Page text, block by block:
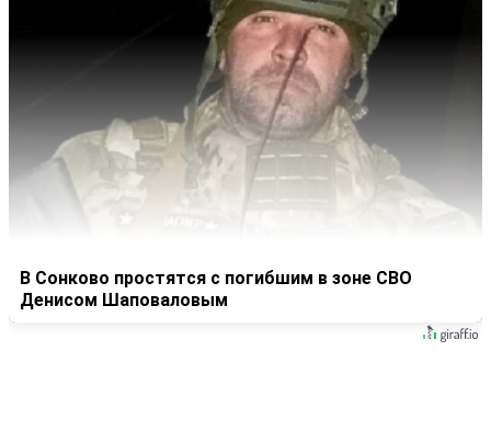
В Сонково простятся с погибшим в зоне СВО
Денисом Шаповаловым